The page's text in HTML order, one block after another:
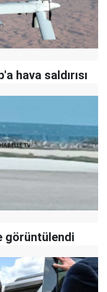
hava saldırısı
görüntülendi